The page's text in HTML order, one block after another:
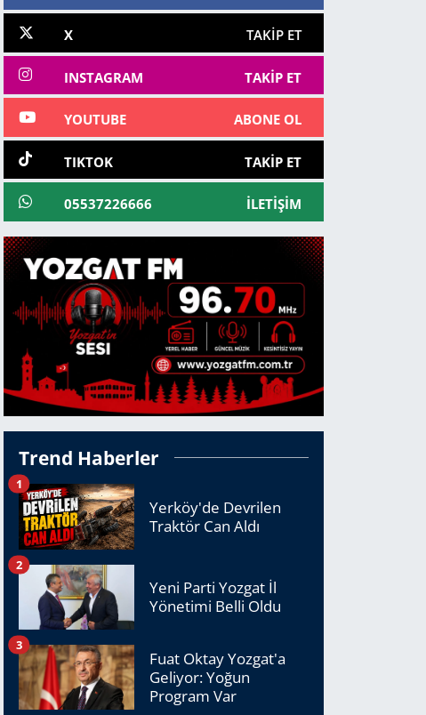
X TAKIP ET
INSTAGRAM TAKIP ET
YOUTUBE ABONE OL
TIKTOK TAKIP ET
05537226666 İLETIŞIM
Trend Haberler
Yerköy'de Devrilen
Traktör Can Aldı
1
Yeni Parti Yozgat İl
Yönetimi Belli Oldu
2
Fuat Oktay Yozgat'a
Geliyor: Yoğun
Program Var
3